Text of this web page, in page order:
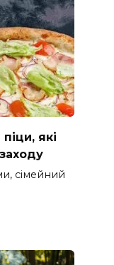
які
сімейний